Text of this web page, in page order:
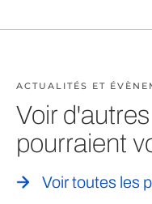
ACTUALITÉS ET
Voir
pourraient
Voir toutes les